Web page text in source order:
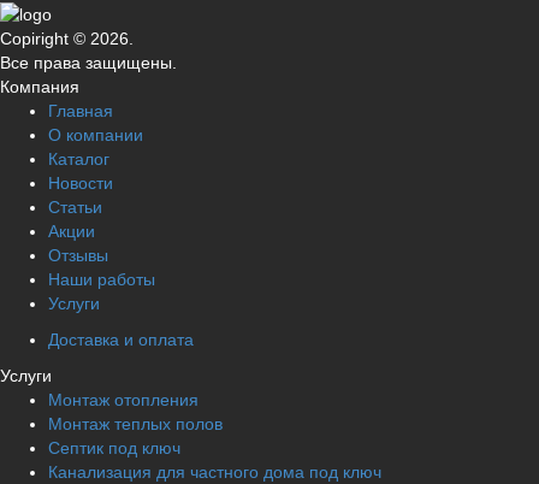
Copiright © 2026.
Все права защищены.
Компания
Главная
О компании
Каталог
Новости
Статьи
Акции
Отзывы
Наши работы
Услуги
Доставка и оплата
Услуги
Монтаж отопления
Монтаж теплых полов
Септик под ключ
Канализация для частного дома под ключ